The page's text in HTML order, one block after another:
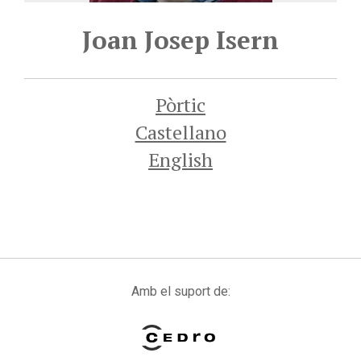
Joan Josep Isern
Pòrtic
Castellano
English
Amb el suport de: